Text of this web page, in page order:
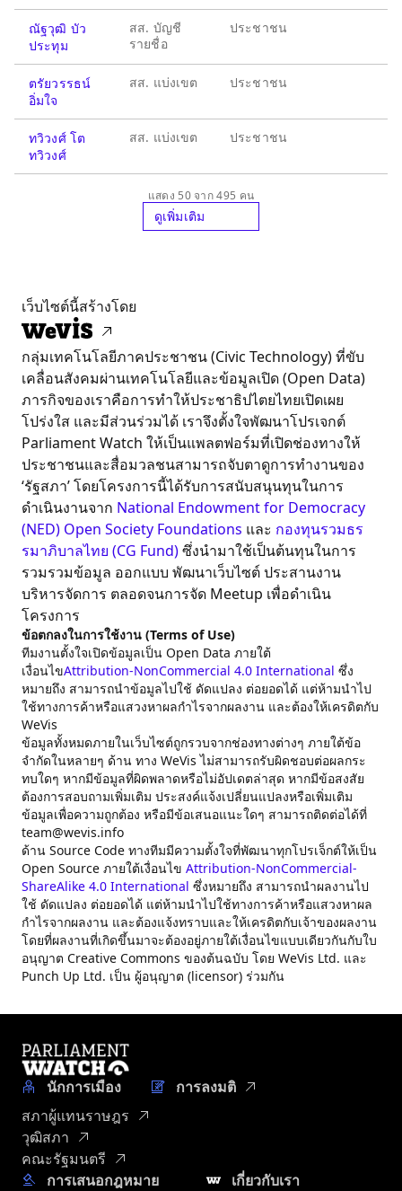
ณัฐวุฒิ บัว
ประทุม
สส. บัญชี
รายชื่อ
ประชาชน
ตรัยวรรธน์
อิ่มใจ
สส. แบ่งเขต ประชาชน
ทวิวงศ์ โต
ทวิวงศ์
สส. แบ่งเขต ประชาชน
แสดง 50 จาก 495 คน
ดูเพิ่มเติม
เว็บไซต์นี้สร้างโดย
กลุ่มเทคโนโลยีภาคประชาชน (Civic Technology) ที่ขับ
เคลื่อนสังคมผ่านเทคโนโลยีและข้อมูลเปิด (Open Data)
ภารกิจของเราคือการทำให้ประชาธิปไตยไทยเปิดเผย
โปร่งใส และมีส่วนร่วมได้ เราจึงตั้งใจพัฒนาโปรเจกต์
Parliament Watch ให้เป็นแพลตฟอร์มที่เปิดช่องทางให้
ประชาชนและสื่อมวลชนสามารถจับตาดูการทำงานของ
‘รัฐสภา’ โดยโครงการนี้ได้รับการสนับสนุนทุนในการ
ดำเนินงานจาก National Endowment for Democracy
(NED) Open Society Foundations และ กองทุนรวมธร
รมาภิบาลไทย (CG Fund)ซึ่งนำมาใช้เป็นต้นทุนในการ
รวมรวมข้อมูล ออกแบบ พัฒนาเว็บไซต์ ประสานงาน
บริหารจัดการ ตลอดจนการจัด Meetup เพื่อดำเนิน
โครงการ
ข้อตกลงในการใช้งาน (Terms of Use)
ทีมงานตั้งใจเปิดข้อมูลเป็น Open Data ภายใต้
เงื่อนไขAttribution-NonCommercial 4.0 International ซึ่ง
หมายถึง สามารถนำข้อมูลไปใช้ ดัดแปลง ต่อยอดได้ แต่ห้ามนำไป
ใช้ทางการค้าหรือแสวงหาผลกำไรจากผลงาน และต้องให้เครดิตกับ
WeVis
ข้อมูลทั้งหมดภายในเว็บไซต์ถูกรวบจากช่องทางต่างๆ ภายใต้ข้อ
จำกัดในหลายๆ ด้าน ทาง WeVis ไม่สามารถรับผิดชอบต่อผลกระ
ทบใดๆ หากมีข้อมูลที่ผิดพลาดหรือไม่อัปเดตล่าสุด หากมีข้อสงสัย
ต้องการสอบถามเพิ่มเติม ประสงค์แจ้งเปลี่ยนแปลงหรือเพิ่มเติม
ข้อมูลเพื่อความถูกต้อง หรือมีข้อเสนอแนะใดๆ สามารถติดต่อได้ที่
team@wevis.info
ด้าน Source Code ทางทีมมีความตั้งใจที่พัฒนาทุกโปรเจ็กต์ให้เป็น
Open Source ภายใต้เงื่อนไข Attribution-NonCommercial-
ShareAlike 4.0 International ซึ่งหมายถึง สามารถนำผลงานไป
ใช้ ดัดแปลง ต่อยอดได้ แต่ห้ามนำไปใช้ทางการค้าหรือแสวงหาผล
กำไรจากผลงาน และต้องแจ้งทราบและให้เครดิตกับเจ้าของผลงาน
โดยที่ผลงานที่เกิดขึ้นมาจะต้องอยู่ภายใต้เงื่อนไขแบบเดียวกันกับใบ
อนุญาต Creative Commons ของต้นฉบับ โดย WeVis Ltd. และ
Punch Up Ltd. เป็น ผู้อนุญาต (licensor) ร่วมกัน
นักการเมือง
สภาผู้แทนราษฎร
วุฒิสภา
คณะรัฐมนตรี
การลงมติ
การเสนอกฎหมาย
เกี่ยวกับเรา